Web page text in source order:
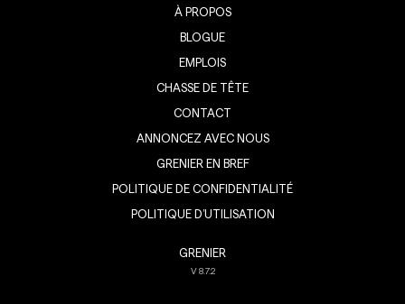
À PROPOS
BLOGUE
EMPLOIS
CHASSE DE TÊTE
CONTACT
ANNONCEZ AVEC NOUS
GRENIER EN BREF
POLITIQUE DE CONFIDENTIALITÉ
POLITIQUE D’UTILISATION
GRENIER
V8.7.2